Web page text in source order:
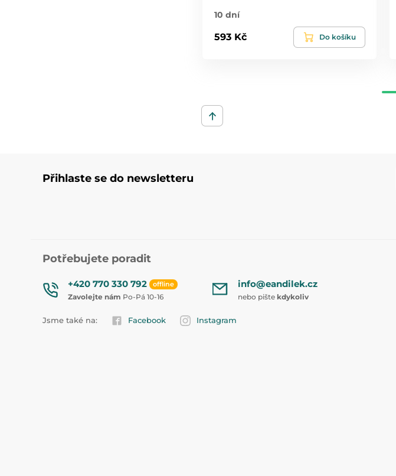
10 dní
593 Kč Do košíku
Přihlaste se do newsletteru
Potřebujete poradit
+420 770 330 792 offline
Zavolejte nám Po-Pá 10-16
info@eandilek.cz
nebo pište kdykoliv
Jsme také na: Facebook Instagram